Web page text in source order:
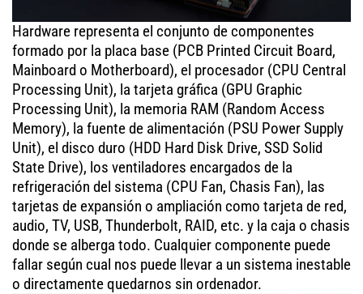
Hardware representa el conjunto de componentes
formado por la placa base (PCB Printed Circuit Board,
Mainboard o Motherboard), el procesador (CPU Central
Processing Unit), la tarjeta gráfica (GPU Graphic
Processing Unit), la memoria RAM (Random Access
Memory), la fuente de alimentación (PSU Power Supply
Unit), el disco duro (HDD Hard Disk Drive, SSD Solid
State Drive), los ventiladores encargados de la
refrigeración del sistema (CPU Fan, Chasis Fan), las
tarjetas de expansión o ampliación como tarjeta de red,
audio, TV, USB, Thunderbolt, RAID, etc. y la caja o chasis
donde se alberga todo. Cualquier componente puede
fallar según cual nos puede llevar a un sistema inestable
o directamente quedarnos sin ordenador.